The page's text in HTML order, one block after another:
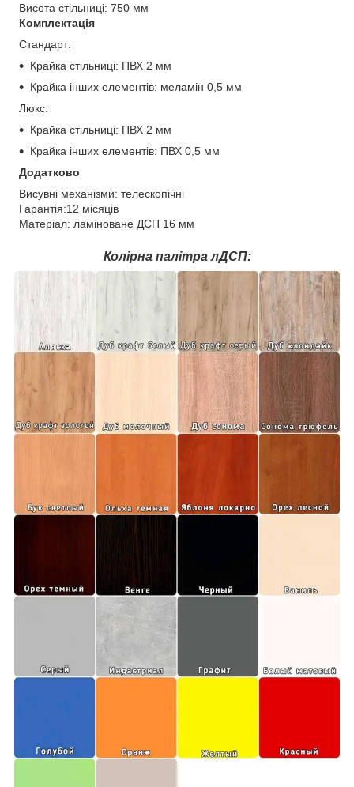
Висота стільниці: 750 мм
Комплектація
Стандарт:
Крайка стільниці: ПВХ 2 мм
Крайка інших елементів: меламін 0,5 мм
Люкс:
Крайка стільниці: ПВХ 2 мм
Крайка інших елементів: ПВХ 0,5 мм
Додатково
Висувні механізми: телескопічні
Гарантія:12 місяців
Матеріал: ламіноване ДСП 16 мм
Колірна палітра лДСП: